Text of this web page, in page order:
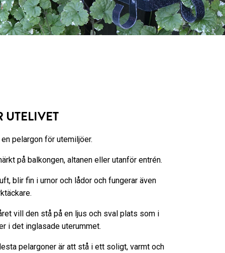
pelargon för utemiljöer.
på balkongen, altanen eller utanför entrén.
blir fin i urnor och lådor och fungerar även
vill den stå på en ljus och sval plats som i
i det inglasade uterummet.
pelargoner är att stå i ett soligt, varmt och